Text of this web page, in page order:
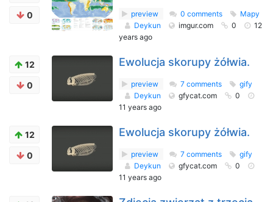
0
preview 0 comments
Mapy
Deykun
imgur.com 0
12
years ago
12
0
Ewolucja skorupy żółwia.
preview 7 comments
gify
Deykun
gfycat.com
0
11 years ago
12
0
Ewolucja skorupy żółwia.
preview 7 comments
gify
Deykun
gfycat.com
0
11 years ago